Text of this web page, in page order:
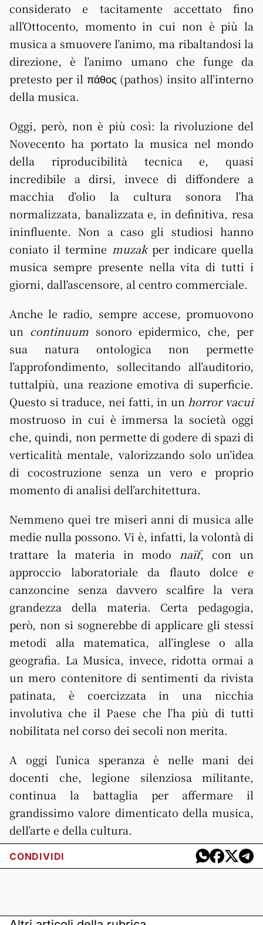
considerato e tacitamente accettato fino
all’Ottocento, momento in cui non è più la
musica a smuovere l’animo, ma ribaltandosi la
direzione, è l’animo umano che funge da
pretesto per il πάθος (pathos) insito all’interno
della musica.
Oggi, però, non è più così: la rivoluzione del
Novecento ha portato la musica nel mondo
della riproducibilità tecnica e, quasi
incredibile a dirsi, invece di diffondere a
macchia d’olio la cultura sonora l’ha
normalizzata, banalizzata e, in definitiva, resa
ininfluente. Non a caso gli studiosi hanno
coniato il termine muzakper indicare quella
musica sempre presente nella vita di tutti i
giorni, dall’ascensore, al centro commerciale.
Anche le radio, sempre accese, promuovono
un continuum sonoro epidermico, che, per
sua natura ontologica non permette
l’approfondimento, sollecitando all’auditorio,
tuttalpiù, una reazione emotiva di superficie.
Questo si traduce, nei fatti, in un horror vacui
mostruoso in cui è immersa la società oggi
che, quindi, non permette di godere di spazi di
verticalità mentale, valorizzando solo un’idea
di cocostruzione senza un vero e proprio
momento di analisi dell’architettura.
Nemmeno quei tre miseri anni di musica alle
medie nulla possono. Vi è, infatti, la volontà di
trattare la materia in modo naïf, con un
approccio laboratoriale da flauto dolce e
canzoncine senza davvero scalfire la vera
grandezza della materia. Certa pedagogia,
però, non si sognerebbe di applicare gli stessi
metodi alla matematica, all’inglese o alla
geografia. La Musica, invece, ridotta ormai a
un mero contenitore di sentimenti da rivista
patinata, è coercizzata in una nicchia
involutiva che il Paese che l’ha più di tutti
nobilitata nel corso dei secoli non merita.
A oggi l’unica speranza è nelle mani dei
docenti che, legione silenziosa militante,
continua la battaglia per affermare il
grandissimo valore dimenticato della musica,
dell’arte e della cultura.
CONDIVIDI